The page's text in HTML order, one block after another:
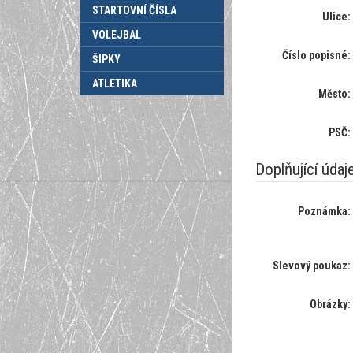
STARTOVNÍ ČÍSLA
VOLEJBAL
ŠIPKY
ATLETIKA
Ulice:
Číslo popisné:
Město:
PSČ:
Doplňující
Poznámka:
Slevový poukaz:
Obrázky: